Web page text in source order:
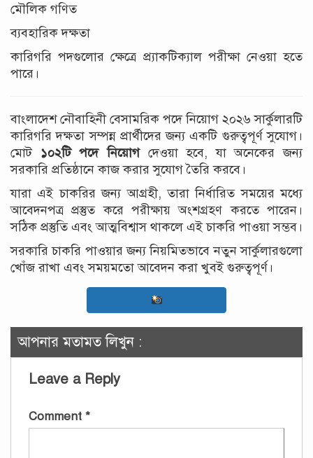
মৌলিক গণিত
ব্যবহারিক দক্ষতা
কারিগরি পদগুলোর ক্ষেত্রে প্র্যাকটিক্যাল পরীক্ষা নেওয়া হতে
পারে।
বাংলাদেশ নৌবাহিনী বেসামরিক পদে নিয়োগ ২০২৬ সার্কুলারটি
কারিগরি দক্ষতা সম্পন্ন প্রার্থীদের জন্য একটি গুরুত্বপূর্ণ সুযোগ।
মোট ১০২টি পদে নিয়োগদেওয়া হবে, যা অনেকের জন্য
সরকারি প্রতিষ্ঠানে কাজ করার সুযোগ তৈরি করবে।
যারা এই চাকরির জন্য আগ্রহী, তারা নির্ধারিত সময়ের মধ্যে
আবেদনপত্র প্রস্তুত করে পরীক্ষায় অংশগ্রহণ করতে পারেন।
সঠিক প্রস্তুতি এবং আত্মবিশ্বাস থাকলে এই চাকরি পাওয়া সম্ভব।
সরকারি চাকরি পাওয়ার জন্য নিয়মিতভাবে নতুন সার্কুলারগুলো
খোঁজ রাখা এবং সময়মতো আবেদন করা খুবই গুরুত্বপূর্ণ।
আপনার মতামত লিখুন :
Leave a Reply
Comment *